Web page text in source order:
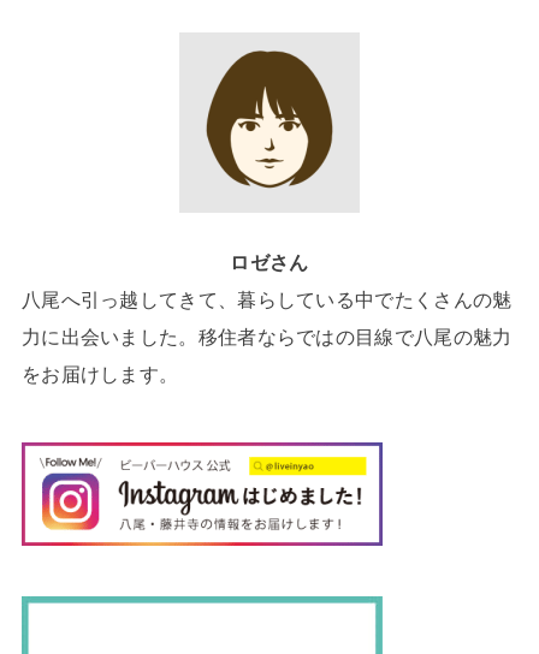
ロゼさん
八尾へ引っ越してきて、暮らしている中でたくさんの魅
力に出会いました。移住者ならではの目線で八尾の魅力
をお届けします。